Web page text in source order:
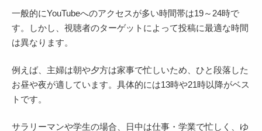
一般的にYouTubeへのアクセスが多い時間帯は19～24時で
す。しかし、視聴者のターゲットによって投稿に最適な時間
は異なります。
例えば、主婦は朝や夕方は家事で忙しいため、ひと段落した
お昼や夜が適しています。具体的には13時や21時以降がベス
トです。
サラリーマンや学生の場合、日中は仕事・学業で忙しく、ゆ